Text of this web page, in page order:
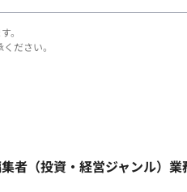
。
ださい。
者（投資・経営ジャンル）業